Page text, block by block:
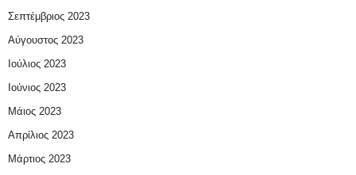
Σεπτέμβριος 2023
Αύγουστος 2023
Ιούλιος 2023
Ιούνιος 2023
Μάιος 2023
Απρίλιος 2023
Μάρτιος 2023